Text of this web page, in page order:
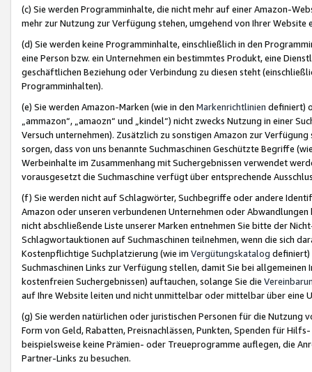
(c) Sie werden Programminhalte, die nicht mehr auf einer Amazon-
mehr zur Nutzung zur Verfügung stehen, umgehend von Ihrer
(d) Sie werden keine Programminhalte, einschließlich in den
eine Person bzw. ein Unternehmen ein bestimmtes Produkt, eine
geschäftlichen Beziehung oder Verbindung zu diesen steht
Programminhalten).
(e) Sie werden Amazon-Marken (wie in den Markenrichtlinien definiert)
„ammazon“, „amaozn“ und „kindel“) nicht zwecks Nutzung in einer
Versuch unternehmen). Zusätzlich zu sonstigen Amazon zur
sorgen, dass von uns benannte Suchmaschinen Geschützte Begriffe
Werbeinhalte im Zusammenhang mit Suchergebnissen verwendet
vorausgesetzt die Suchmaschine verfügt über entsprechende
(f) Sie werden nicht auf Schlagwörter, Suchbegriffe oder andere
Amazon oder unseren verbundenen Unternehmen oder
nicht abschließende Liste unserer Marken entnehmen Sie bitte der
Schlagwortauktionen auf Suchmaschinen teilnehmen, wenn die sich
Kostenpflichtige Suchplatzierung (wie im Vergütungskatalog definiert)
Suchmaschinen Links zur Verfügung stellen, damit Sie bei
kostenfreien Suchergebnissen) auftauchen, solange Sie die
auf Ihre Website leiten und nicht unmittelbar oder mittelbar über eine
(g) Sie werden natürlichen oder juristischen Personen für die Nutzung
Form von Geld, Rabatten, Preisnachlässen, Punkten, Spenden für
beispielsweise keine Prämien- oder Treueprogramme auflegen, die
Partner-Links zu besuchen.